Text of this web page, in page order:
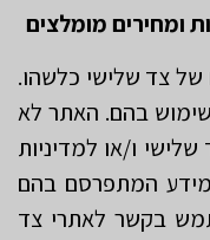
ומחירים מומלצים
של צד שלישי כלשהו.
בהם. האתר לא
ו/או למדיניות
המתפרסם בהם
בקשר לאתרי צד